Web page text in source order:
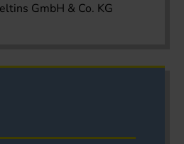
GmbH & Co. KG